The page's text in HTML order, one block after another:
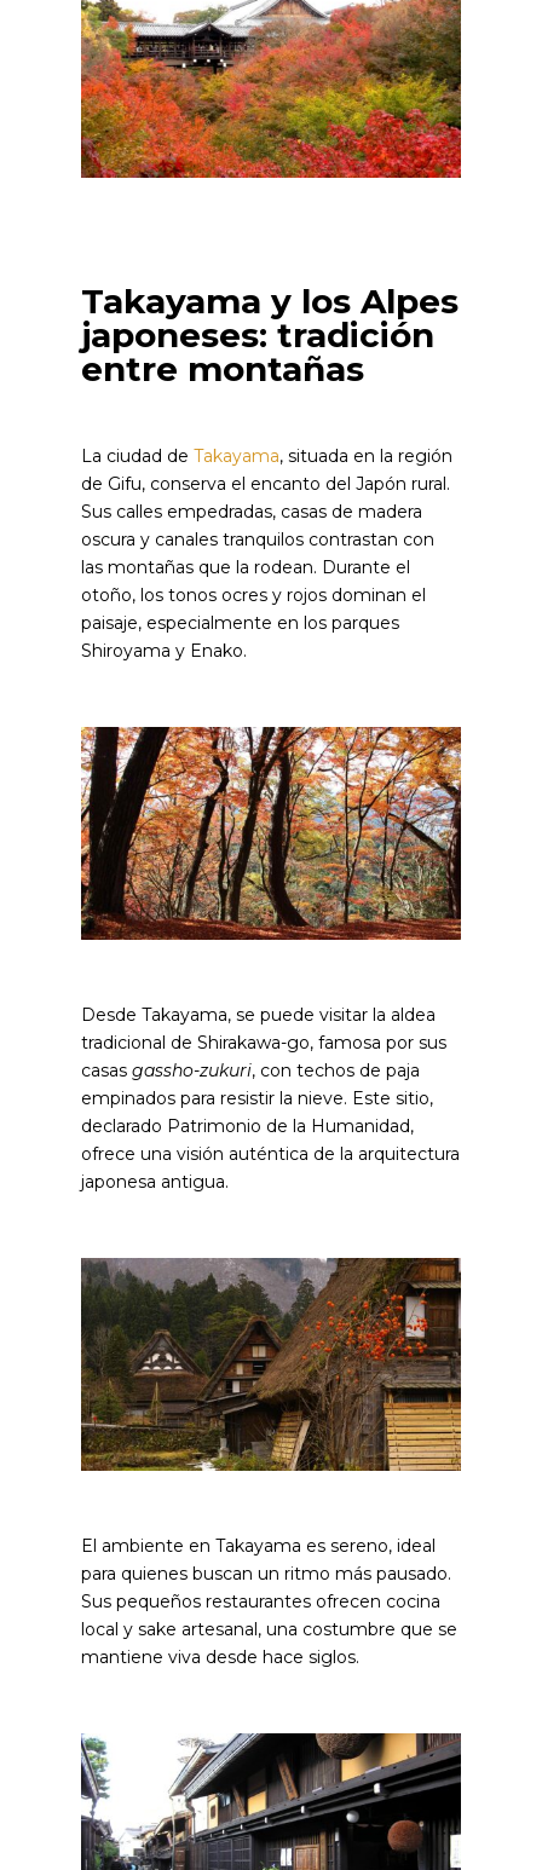
Takayama y los Alpes
japoneses: tradición
entre montañas
La ciudad deTakayama, situada en la región
de Gifu, conserva el encanto del Japón rural.
Sus calles empedradas, casas de madera
oscura y canales tranquilos contrastan con
las montañas que la rodean. Durante el
otoño, los tonos ocres y rojos dominan el
paisaje, especialmente en los parques
Shiroyama y Enako.
Desde Takayama, se puede visitar la aldea
tradicional de Shirakawa-go, famosa por sus
casasgassho-zukuri, con techos de paja
empinados para resistir la nieve. Este sitio,
declarado Patrimonio de la Humanidad,
ofrece una visión auténtica de la arquitectura
japonesa antigua.
El ambiente en Takayama es sereno, ideal
para quienes buscan un ritmo más pausado.
Sus pequeños restaurantes ofrecen cocina
local y sake artesanal, una costumbre que se
mantiene viva desde hace siglos.